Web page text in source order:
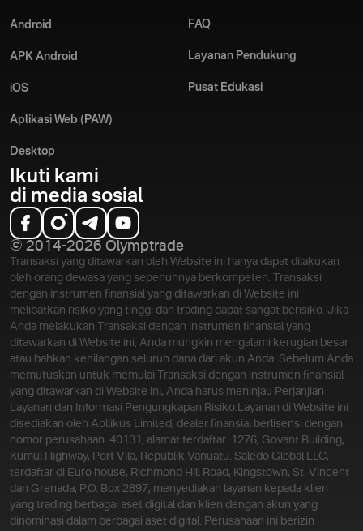
Android
APK Android
iOS
Aplikasi Web (PAW)
Desktop
FAQ
Layanan Pendukung
Pusat Edukasi
Ikuti kami
di media sosial
© 2014-2026 Olymptrade
Transaksi yang ditawarkan oleh Website ini hanya dapat dilakukan
oleh orang dewasa yang sepenuhnya berkompeten. Transaksi
dengan instrumen finansial yang ditawarkan di Website ini
melibatkan risiko yang tinggi dan trading dapat sangat berisiko. Jika
Anda melakukan Transaksi dengan instrumen finansial yang
ditawarkan di Website ini, Anda mungkin mengalami kerugian besar
atau bahkan kehilangan seluruh dana dari akun Anda. Sebelum Anda
memutuskan untuk memulai Transaksi dengan instrumen finansial
yang ditawarkan di Website ini, Anda harus meninjau Perjanjian
Layanan dan Informasi Pengungkapan Risiko.
Layanan di Website ini
disediakan oleh Aollikus Limited, dealer finansial berlisensi dengan
nomor perusahaan: 40131, alamat terdaftar: 1276, Govant Building,
Kumul Highway, Port Vila, Republik Vanuatu. Saledo Global LLC,
terdaftar di Euro house, Richmond Hill Road, Kingstown, St. Vincent
dan Grenada, P.O. Box 2897, menyediakan layanan kepada klien
yang trading berbagai aset digital dan klien dengan akun yang
dinominasi dalam berbagai aset digital. Perusahaan ini berizin